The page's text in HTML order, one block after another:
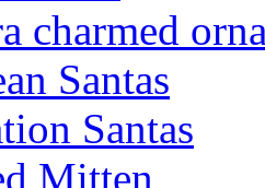
charmed
Santas
Santas
Mitten